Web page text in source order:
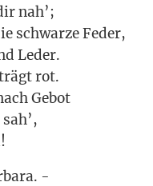
nah’;
schwar­ze Feder,
Leder.
rot.
Gebot
-